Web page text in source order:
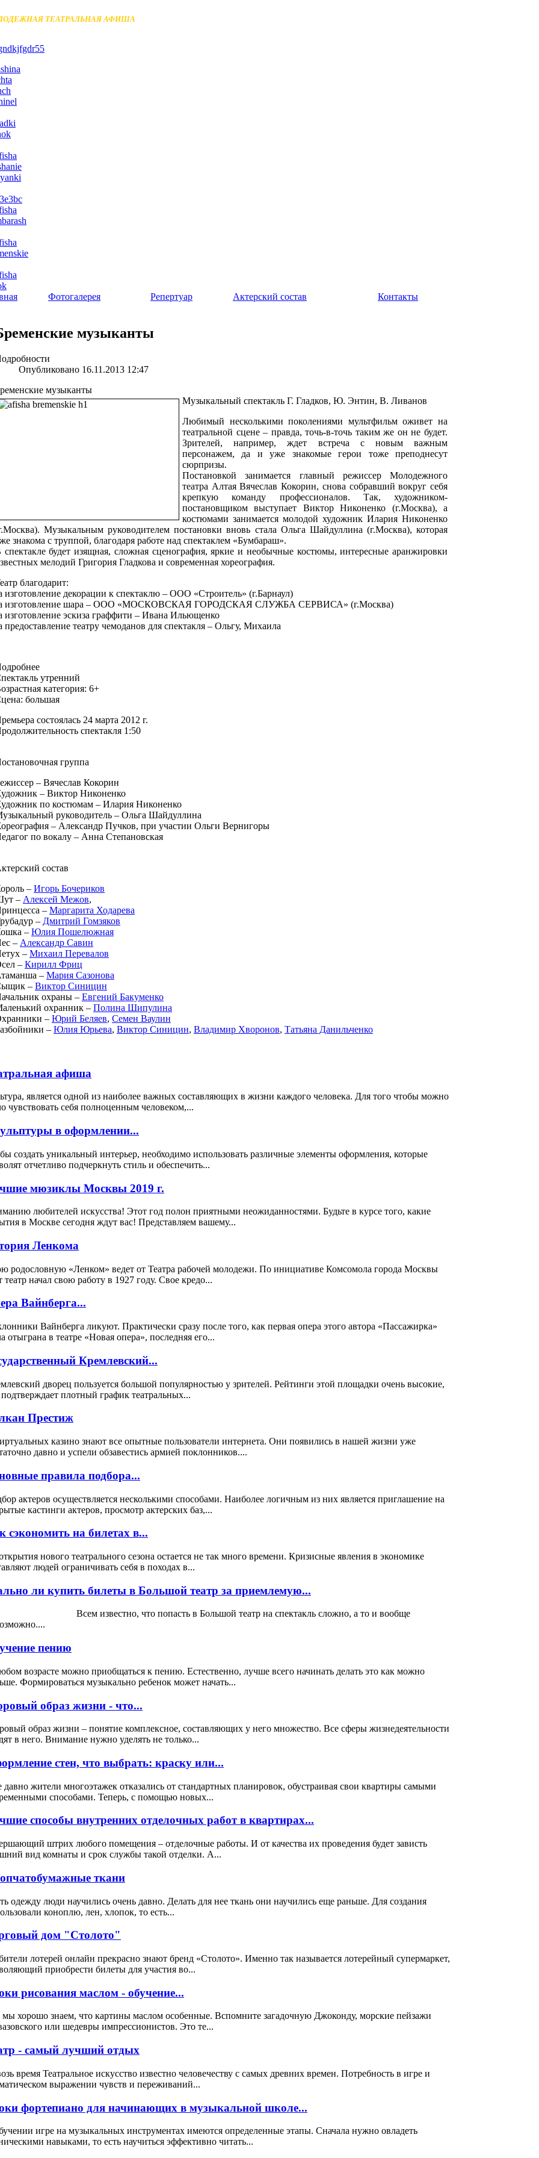
ТЕАТРАЛЬНАЯ АФИША
Фотогалерея Репертуар Актерский состав Контакты
музыканты
Опубликовано 16.11.2013 12:47
музыканты
Музыкальный спектакль Г. Гладков, Ю. Энтин, В. Ливанов
Любимый несколькими поколениями мультфильм оживет на
театральной сцене – правда, точь-в-точь таким же он не будет.
Зрителей, например, ждет встреча с новым важным
персонажем, да и уже знакомые герои тоже преподнесут
сюрпризы.
Постановкой занимается главный режиссер Молодежного
театра Алтая Вячеслав Кокорин, снова собравший вокруг себя
крепкую команду профессионалов. Так, художником-
постановщиком выступает Виктор Никоненко (г.Москва), а
костюмами занимается молодой художник Илария Никоненко
Музыкальным руководителем постановки вновь стала Ольга Шайдуллина (г.Москва), которая
знакома с труппой, благодаря работе над спектаклем «Бумбараш».
спектакле будет изящная, сложная сценография, яркие и необычные костюмы, интересные аранжировки
мелодий Григория Гладкова и современная хореография.
благодарит:
изготовление декорации к спектаклю – ООО «Строитель» (г.Барнаул)
изготовление шара – ООО «МОСКОВСКАЯ ГОРОДСКАЯ СЛУЖБА СЕРВИСА» (г.Москва)
изготовление эскиза граффити – Ивана Ильющенко
предоставление театру чемоданов для спектакля – Ольгу, Михаила
утренний
категория: 6+
большая
состоялась 24 марта 2012 г.
спектакля 1:50
группа
– Вячеслав Кокорин
– Виктор Никоненко
по костюмам – Илария Никоненко
руководитель – Ольга Шайдуллина
– Александр Пучков, при участии Ольги Вернигоры
по вокалу – Анна Степановская
состав
– Игорь Бочериков
– Алексей Межов,
– Маргарита Ходарева
– Дмитрий Гомзяков
– Юлия Пошелюжная
– Александр Савин
– Михаил Перевалов
– Кирилл Фриц
– Мария Сазонова
– Виктор Синицин
охраны – Евгений Бакуменко
охранник – Полина Шипулина
– Юрий Беляев, Семен Ваулин
– Юлия Юрьева, Виктор Синицин, Владимир Хворонов, Татьяна Данильченко
афиша
является одной из наиболее важных составляющих в жизни каждого человека. Для того чтобы можно
чувствовать себя полноценным человеком,...
в оформлении...
создать уникальный интерьер, необходимо использовать различные элементы оформления, которые
отчетливо подчеркнуть стиль и обеспечить...
мюзиклы Москвы 2019 г.
любителей искусства! Этот год полон приятными неожиданностями. Будьте в курсе того, какие
в Москве сегодня ждут вас! Представляем вашему...
Ленкома
родословную «Ленком» ведет от Театра рабочей молодежи. По инициативе Комсомола города Москвы
театр начал свою работу в 1927 году. Свое кредо...
Вайнберга...
Вайнберга ликуют. Практически сразу после того, как первая опера этого автора «Пассажирка»
отыграна в театре «Новая опера», последняя его...
Кремлевский...
дворец пользуется большой популярностью у зрителей. Рейтинги этой площадки очень высокие,
плотный график театральных...
Престиж
казино знают все опытные пользователи интернета. Они появились в нашей жизни уже
давно и успели обзавестись армией поклонников....
правила подбора...
актеров осуществляется несколькими способами. Наиболее логичным из них является приглашение на
кастинги актеров, просмотр актерских баз,...
сэкономить на билетах в...
нового театрального сезона остается не так много времени. Кризисные явления в экономике
людей ограничивать себя в походах в...
ли купить билеты в Большой театр за приемлемую...
известно, что попасть в Большой театр на спектакль сложно, а то и вообще
пению
возрасте можно приобщаться к пению. Естественно, лучше всего начинать делать это как можно
Формироваться музыкально ребенок может начать...
образ жизни - что...
образ жизни – понятие комплексное, составляющих у него множество. Все сферы жизнедеятельности
в него. Внимание нужно уделять не только...
стен, что выбрать: краску или...
давно жители многоэтажек отказались от стандартных планировок, обустраивая свои квартиры самыми
способами. Теперь, с помощью новых...
способы внутренних отделочных работ в квартирах...
штрих любого помещения – отделочные работы. И от качества их проведения будет зависть
вид комнаты и срок службы такой отделки. А...
ткани
одежду люди научились очень давно. Делать для нее ткань они научились еще раньше. Для создания
коноплю, лен, хлопок, то есть...
дом "Столото"
лотерей онлайн прекрасно знают бренд «Столото». Именно так называется лотерейный супермаркет,
приобрести билеты для участия во...
рисования маслом - обучение...
мы хорошо знаем, что картины маслом особенные. Вспомните загадочную Джоконду, морские пейзажи
или шедевры импрессионистов. Это те...
- самый лучший отдых
время Театральное искусство известно человечеству с самых древних времен. Потребность в игре и
выражении чувств и переживаний...
фортепиано для начинающих в музыкальной школе...
игре на музыкальных инструментах имеются определенные этапы. Сначала нужно овладеть
навыками, то есть научиться эффективно читать...